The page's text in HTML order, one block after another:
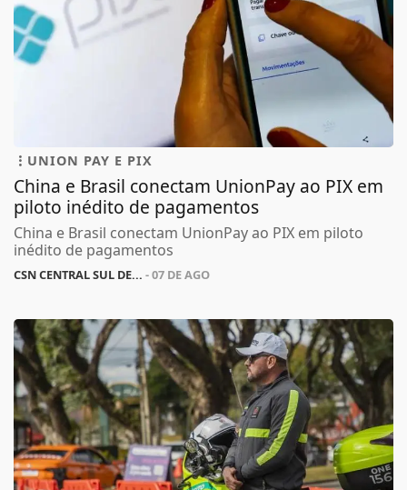
UNION PAY E PIX
China e Brasil conectam UnionPay ao PIX em
piloto inédito de pagamentos
China e Brasil conectam UnionPay ao PIX em piloto
inédito de pagamentos
CSN CENTRAL SUL DE... - 07 DE AGO